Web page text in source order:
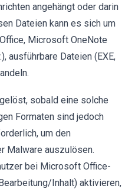
angehängt oder darin
Dateien kann es sich um
Microsoft OneNote
ausführbare Dateien (EXE,
sobald eine solche
Formaten sind jedoch
um den
Malware auszulösen.
bei Microsoft Office-
Inhalt) aktivieren,